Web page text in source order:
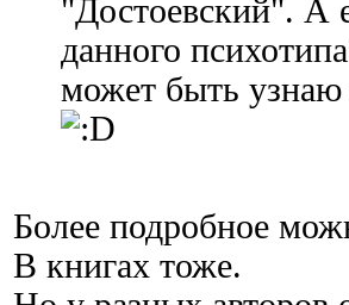
"Достоевский". А
данного
может быть узнаю
Более подробное
В книгах тоже.